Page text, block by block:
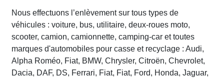
Nous effectuons l’enlèvement sur tous types de
véhicules : voiture, bus, utilitaire, deux-roues moto,
scooter, camion, camionnette, camping-car et toutes
marques d'automobiles pour casse et recyclage : Audi,
Alpha Roméo, Fiat, BMW, Chrysler, Citroën, Chevrolet,
Dacia, DAF, DS, Ferrari, Fiat, Fiat, Ford, Honda, Jaguar,